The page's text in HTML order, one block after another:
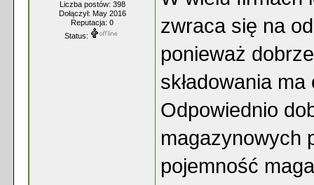
Liczba postów: 398
Dołączył: May 2016
Reputacja: 0
Status:
zwraca się na
ponieważ
składowania
Odpowiednio
magazynowych
pojemność